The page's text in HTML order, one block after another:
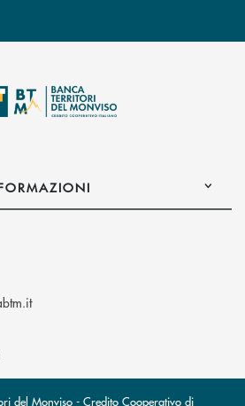
(si apre l’app di posta elettronica)
del Monviso - Credito Cooperativo di